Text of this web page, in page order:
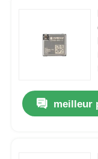
meilleur